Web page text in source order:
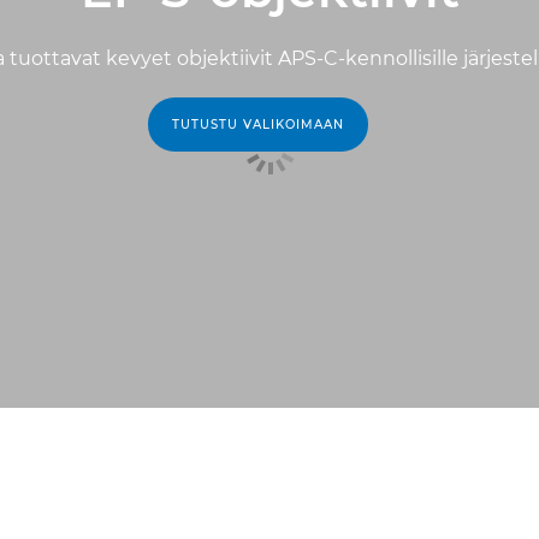
tuottavat kevyet objektiivit APS-C-kennollisille
TUTUSTU VALIKOIMAAN